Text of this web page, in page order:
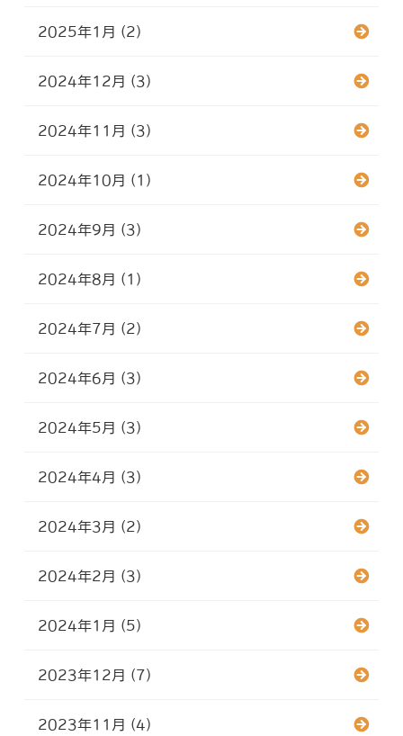
2025年1月 (2)
2024年12月 (3)
2024年11月 (3)
2024年10月 (1)
2024年9月 (3)
2024年8月 (1)
2024年7月 (2)
2024年6月 (3)
2024年5月 (3)
2024年4月 (3)
2024年3月 (2)
2024年2月 (3)
2024年1月 (5)
2023年12月 (7)
2023年11月 (4)